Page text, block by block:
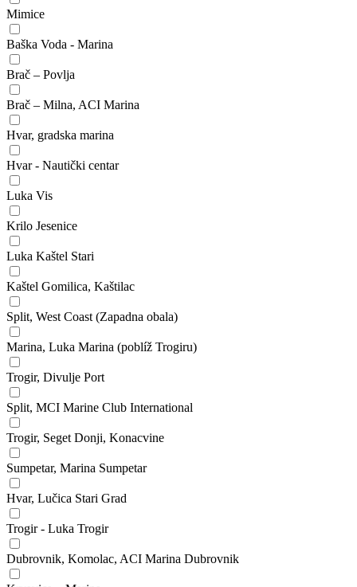
Mimice
Baška Voda - Marina
Brač – Povlja
Brač – Milna, ACI Marina
Hvar, gradska marina
Hvar - Nautički centar
Luka Vis
Krilo Jesenice
Luka Kaštel Stari
Kaštel Gomilica, Kaštilac
Split, West Coast (Zapadna obala)
Marina, Luka Marina (poblíž Trogiru)
Trogir, Divulje Port
Split, MCI Marine Club International
Trogir, Seget Donji, Konacvine
Sumpetar, Marina Sumpetar
Hvar, Lučica Stari Grad
Trogir - Luka Trogir
Dubrovnik, Komolac, ACI Marina Dubrovnik